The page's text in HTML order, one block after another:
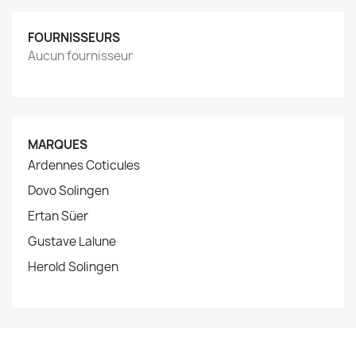
FOURNISSEURS
Aucun fournisseur
MARQUES
Ardennes Coticules
Dovo Solingen
Ertan Süer
Gustave Lalune
Herold Solingen